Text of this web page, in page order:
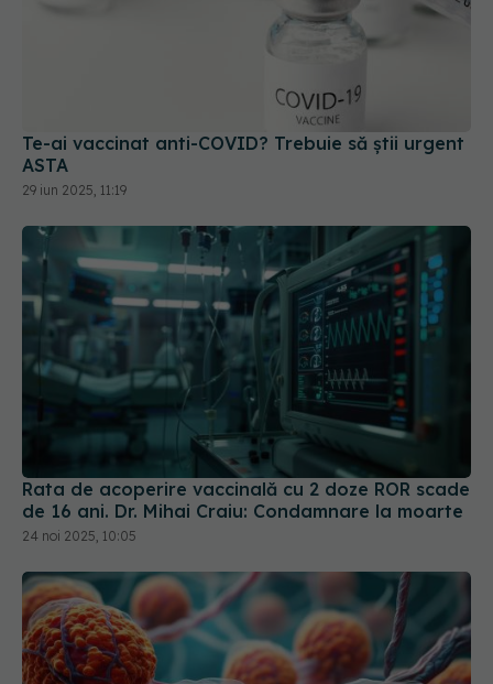
Rata de acoperire vaccinală cu 2 doze ROR scade
de 16 ani. Dr. Mihai Craiu: Condamnare la moarte